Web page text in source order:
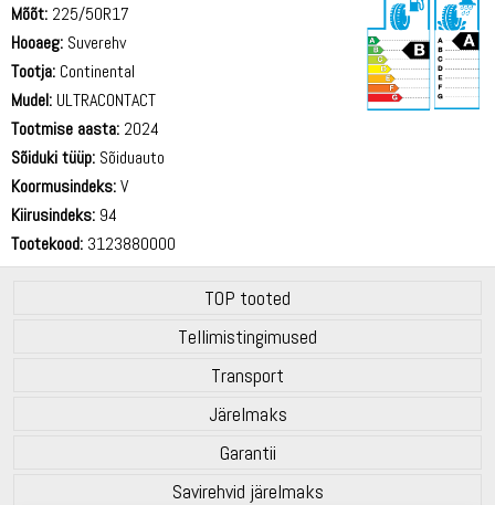
Mõõt: 225/50R17
Hooaeg: Suverehv
Tootja: Continental
Mudel: ULTRACONTACT
Tootmise aasta: 2024
Sõiduki tüüp: Sõiduauto
Koormusindeks:V
Kiirusindeks: 94
Tootekood: 3123880000
TOP tooted
Tellimistingimused
Transport
Järelmaks
Garantii
Savirehvid järelmaks